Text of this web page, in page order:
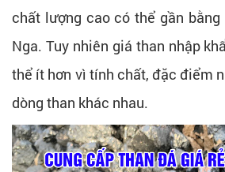
chất lượng cao có thể gần
Nga. Tuy nhiên giá than nhập
thể ít hơn vì tính chất, đặc điểm
dòng than khác nhau.